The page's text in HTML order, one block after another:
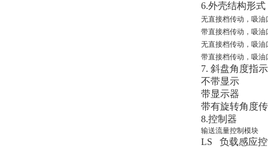
6.外壳结构形式
无直接档传动，吸油
带直接档传动，吸油
无直接档传动，吸油
带直接档传动，吸油
7. 斜盘角度指
不带显示
带显示器
带有旋转角度
8.控制器
输送流量控制模块
LS 负载感应